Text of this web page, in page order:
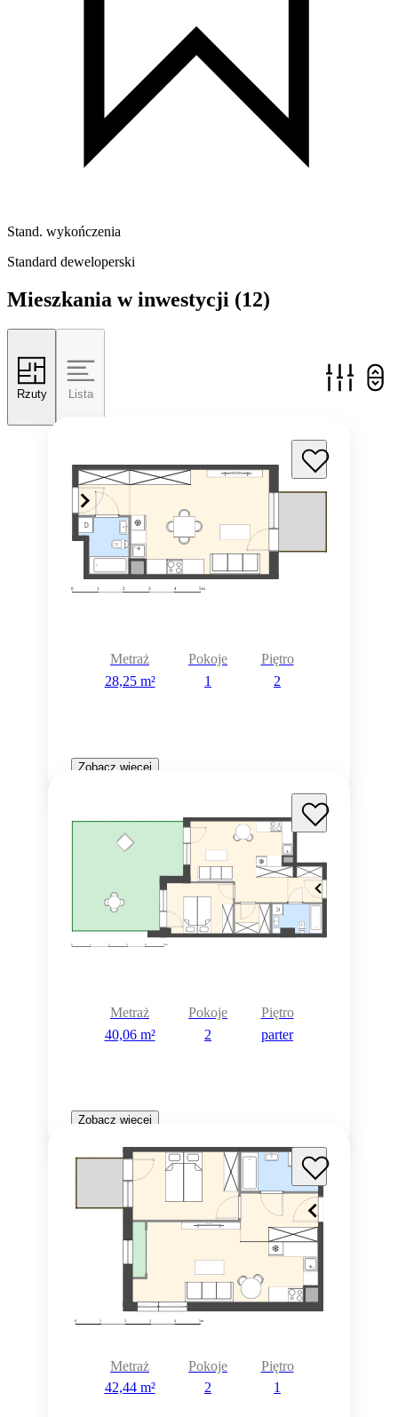
Stand. wykończenia
Standard deweloperski
Mieszkania w inwestycji (12)
Rzuty Lista
Metraż
28,25 m²
Pokoje
1
Piętro
2
Zobacz więcej
Metraż
40,06 m²
Pokoje
2
Piętro
parter
Zobacz więcej
Metraż
42,44 m²
Pokoje
2
Piętro
1